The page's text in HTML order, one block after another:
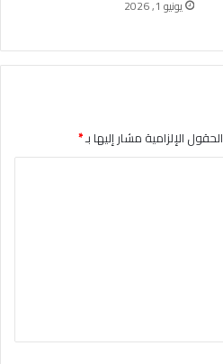
يونيو 1, 2026
الحقول الإلزامية مشار إليها بـ*